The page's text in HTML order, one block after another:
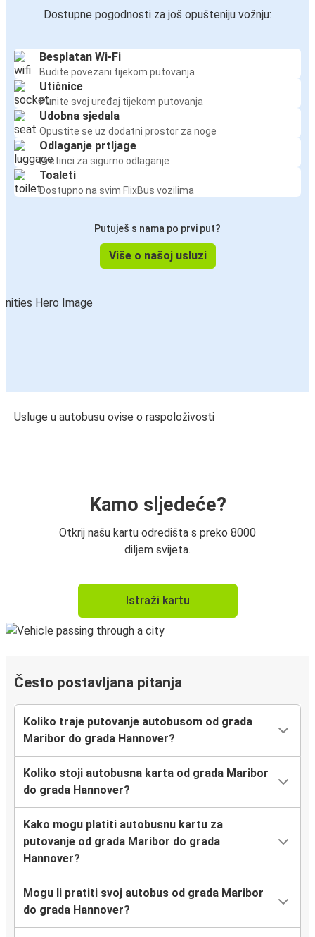
Dostupne pogodnosti za još opušteniju vožnju:
Besplatan Wi-Fi
Budite povezani tijekom putovanja
Utičnice
Punite svoj uređaj tijekom putovanja
Udobna sjedala
Opustite se uz dodatni prostor za noge
Odlaganje prtljage
Pretinci za sigurno odlaganje
Toaleti
Dostupno na svim FlixBus vozilima
Putuješ s nama po prvi put?
Više o našoj usluzi
Usluge u autobusu ovise o raspoloživosti
Kamo sljedeće?
Otkrij našu kartu odredišta s preko 8000
diljem svijeta.
Istraži kartu
Često postavljana pitanja
Koliko traje putovanje autobusom od grada
Maribor do grada Hannover?
Koliko stoji autobusna karta od grada Maribor
do grada Hannover?
Kako mogu platiti autobusnu kartu za
putovanje od grada Maribor do grada
Hannover?
Mogu li pratiti svoj autobus od grada Maribor
do grada Hannover?